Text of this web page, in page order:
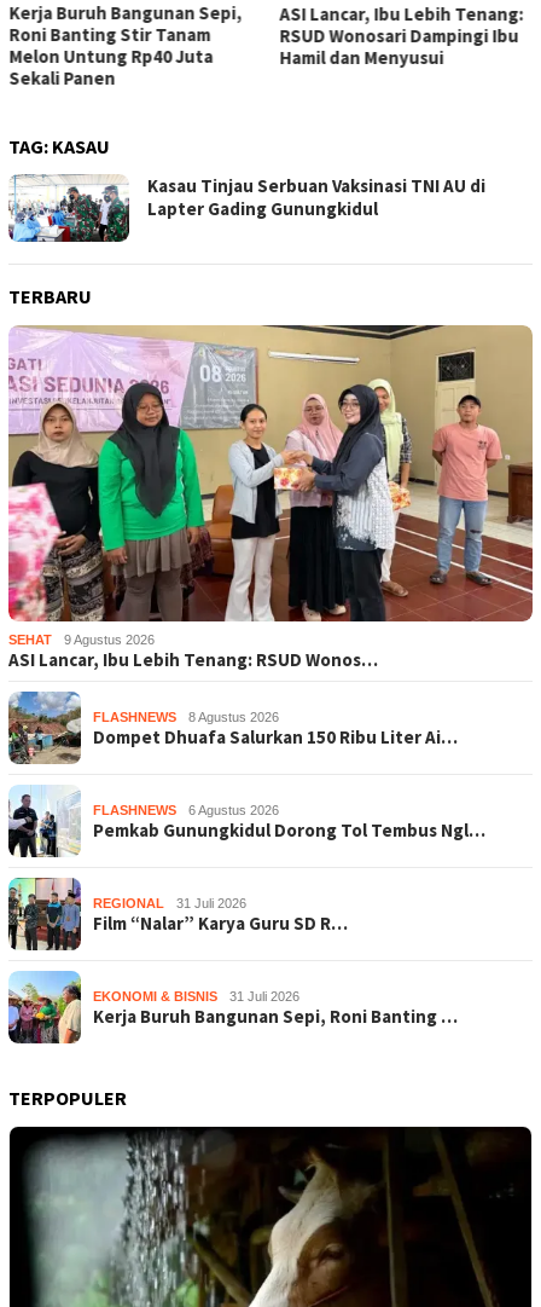
Kerja Buruh Bangunan Sepi,
Roni Banting Stir Tanam
Melon Untung Rp40 Juta
Sekali Panen
ASI Lancar, Ibu Lebih Tenang:
RSUD Wonosari Dampingi Ibu
Hamil dan Menyusui
TAG: KASAU
Kasau Tinjau Serbuan Vaksinasi TNI AU di
Lapter Gading Gunungkidul
TERBARU
SEHAT 9 Agustus 2026
ASI Lancar, Ibu Lebih Tenang: RSUD Wonos…
FLASHNEWS 8 Agustus 2026
Dompet Dhuafa Salurkan 150 Ribu Liter Ai…
FLASHNEWS 6 Agustus 2026
Pemkab Gunungkidul Dorong Tol Tembus Ngl…
REGIONAL 31 Juli 2026
Film “Nalar” Karya Guru SD R…
EKONOMI & BISNIS 31 Juli 2026
Kerja Buruh Bangunan Sepi, Roni Banting …
TERPOPULER